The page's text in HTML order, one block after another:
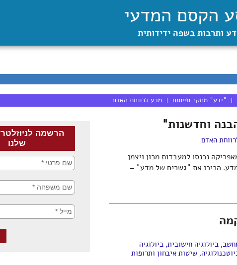
הקסם המדעי
ותרבות בשפה ידידותית
"ידע" מחקר ופיתוח מדע לרווחת האדם
וחדשנות"
האדם
נכנסו למעבדות מכון ויצמן
הכירו את "גשרים של מדע" –
,ביולוגיה חישובית,ביולוגיה
,שיטות איבחון ותרופות